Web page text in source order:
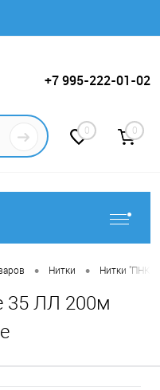
+7 995-222-01-02
0 0
• Нитки • Нитки "ПНК
35 ЛЛ 200м